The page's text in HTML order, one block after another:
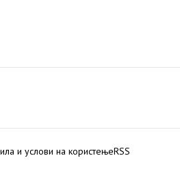
и услови на користењеRSS